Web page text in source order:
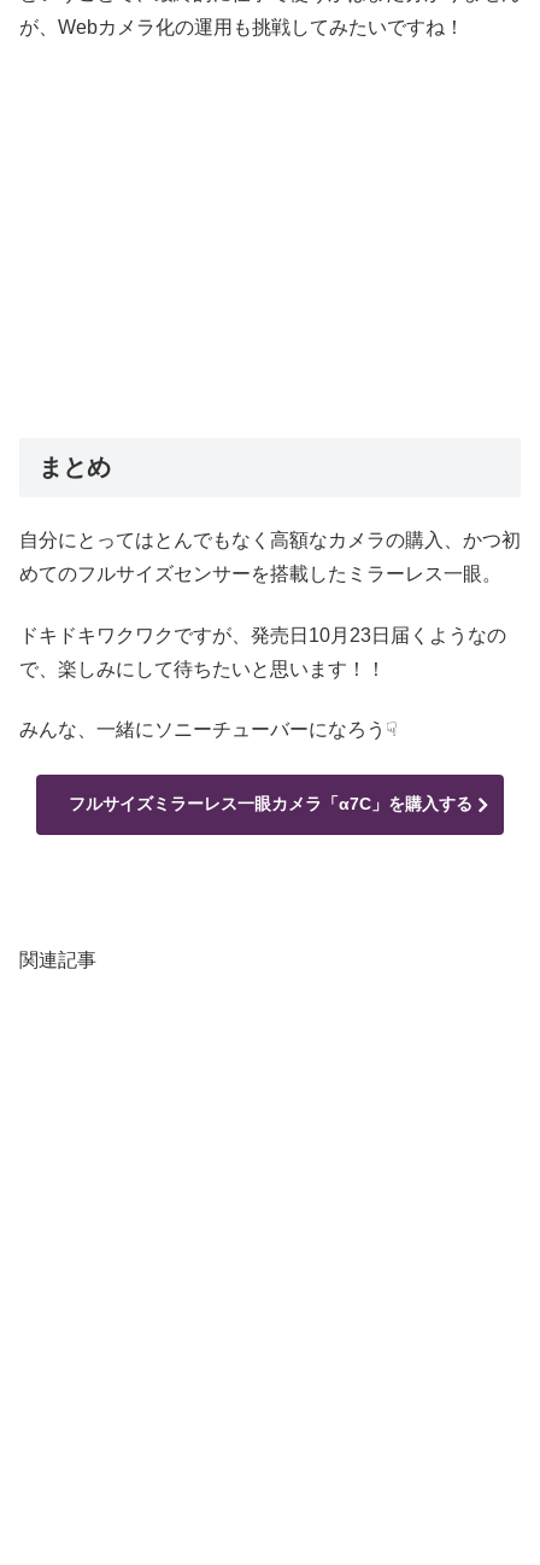
が、Webカメラ化の運用も挑戦してみたいですね！
まとめ
自分にとってはとんでもなく高額なカメラの購入、かつ初
めてのフルサイズセンサーを搭載したミラーレス一眼。
ドキドキワクワクですが、発売日10月23日届くようなの
で、楽しみにして待ちたいと思います！！
みんな、一緒にソニーチューバーになろう☟
フルサイズミラーレス一眼カメラ「α7C」を購入する
関連記事